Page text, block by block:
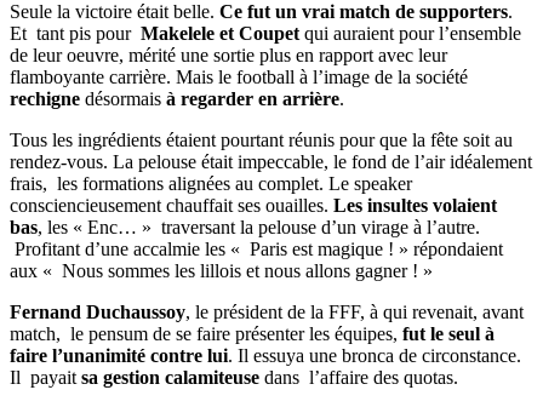
Seule la victoire était belle. Ce fut un vrai match de supporters.
Et tant pis pour Makelele et Coupet qui auraient pour l’ensemble
de leur oeuvre, mérité une sortie plus en rapport avec leur
flamboyante carrière. Mais le football à l’image de la société
rechigne désormais à regarder en arrière.
Tous les ingrédients étaient pourtant réunis pour que la fête soit au
rendez-vous. La pelouse était impeccable, le fond de l’air idéalement
frais, les formations alignées au complet. Le speaker
consciencieusement chauffait ses ouailles. Les insultes volaient
bas, les « Enc… » traversant la pelouse d’un virage à l’autre.
Profitant d’une accalmie les « Paris est magique ! » répondaient
aux « Nous sommes les lillois et nous allons gagner ! »
Fernand Duchaussoy, le président de la FFF, à qui revenait, avant
match, le pensum de se faire présenter les équipes, fut le seul à
faire l’unanimité contre lui. Il essuya une bronca de circonstance.
Il payait sa gestion calamiteuse dans l’affaire des quotas.